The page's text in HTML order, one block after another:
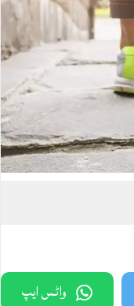
واٹس ایپ